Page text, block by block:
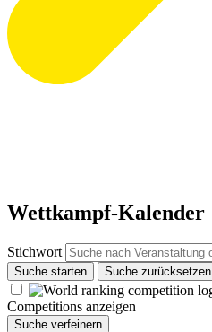
Wettkampf-Kalender
Stichwort
Suche starten Suche zurücksetzen
Competitions anzeigen
Suche verfeinern